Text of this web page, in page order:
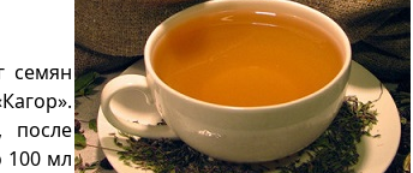
семян
после
100 мл